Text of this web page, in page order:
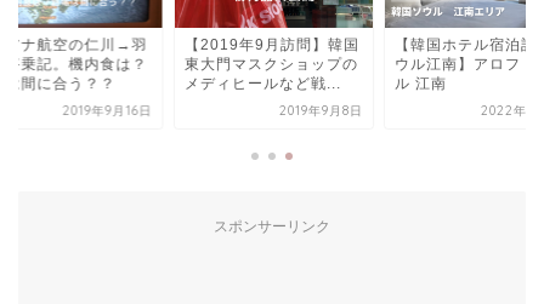
アナ航空の仁川→羽
搭乗記。機内食は？
は間に合う？？
2019年9月16日
【2019年9月訪問】韓国
東大門マスクショップの
メディヒールなど戦...
2019年9月8日
【韓国ホテル宿泊記
ウル江南】アロフト
ル 江南
2022年11
スポンサーリンク